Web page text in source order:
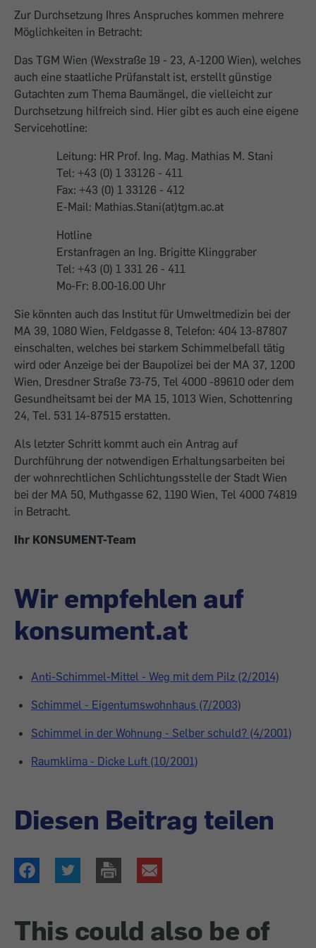
Zur Durchsetzung Ihres Anspruches kommen mehrere
Möglichkeiten in Betracht:
Das TGM Wien (Wexstraße 19 - 23, A-1200 Wien), welches
auch eine staatliche Prüfanstalt ist, erstellt günstige
Gutachten zum Thema Baumängel, die vielleicht zur
Durchsetzung hilfreich sind. Hier gibt es auch eine eigene
Servicehotline:
Leitung: HR Prof. Ing. Mag. Mathias M. Stani
Tel: +43 (0) 1 33126 - 411
Fax: +43 (0) 1 33126 - 412
E-Mail: Mathias.Stani(at)tgm.ac.at
Hotline
Erstanfragen an Ing. Brigitte Klinggraber
Tel: +43 (0) 1 331 26 - 411
Mo-Fr: 8.00-16.00 Uhr
Sie könnten auch das Institut für Umweltmedizin bei der
MA 39, 1080 Wien, Feldgasse 8, Telefon: 404 13-87807
einschalten, welches bei starkem Schimmelbefall tätig
wird oder Anzeige bei der Baupolizei bei der MA 37, 1200
Wien, Dresdner Straße 73-75, Tel 4000 -89610 oder dem
Gesundheitsamt bei der MA 15, 1013 Wien, Schottenring
24, Tel. 531 14-87515 erstatten.
Als letzter Schritt kommt auch ein Antrag auf
Durchführung der notwendigen Erhaltungsarbeiten bei
der wohnrechtlichen Schlichtungsstelle der Stadt Wien
bei der MA 50, Muthgasse 62, 1190 Wien, Tel 4000 74819
in Betracht.
Ihr KONSUMENT-Team
Wir empfehlen auf
konsument.at
Anti-Schimmel-Mittel - Weg mit dem Pilz (2/2014)
Schimmel - Eigentumswohnhaus (7/2003)
Schimmel in der Wohnung - Selber schuld? (4/2001)
Raumklima - Dicke Luft (10/2001)
Diesen Beitrag teilen
This could also be of